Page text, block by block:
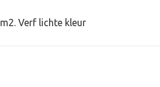
Verf lichte kleur